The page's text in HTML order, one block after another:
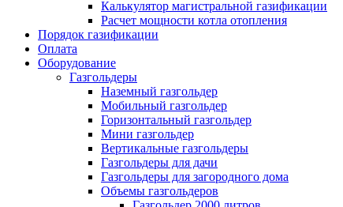
Калькулятор магистральной газификации
Расчет мощности котла отопления
Порядок газификации
Оплата
Оборудование
Газгольдеры
Наземный газгольдер
Мобильный газгольдер
Горизонтальный газгольдер
Мини газгольдер
Вертикальные газгольдеры
Газгольдеры для дачи
Газгольдеры для загородного дома
Объемы газгольдеров